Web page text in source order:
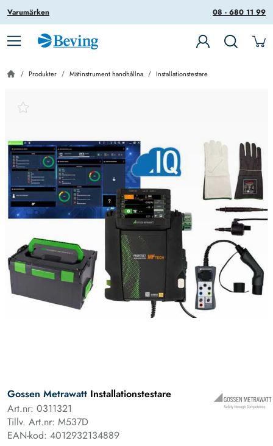
08 - 680 11 99
Varumärken
Produkter Mätinstrument handhållna Installationstestare
Gossen Metrawatt Installationstestare
Art.nr: 0311321
Tillv. Art.nr: M537D
EAN-kod: 4012932134889